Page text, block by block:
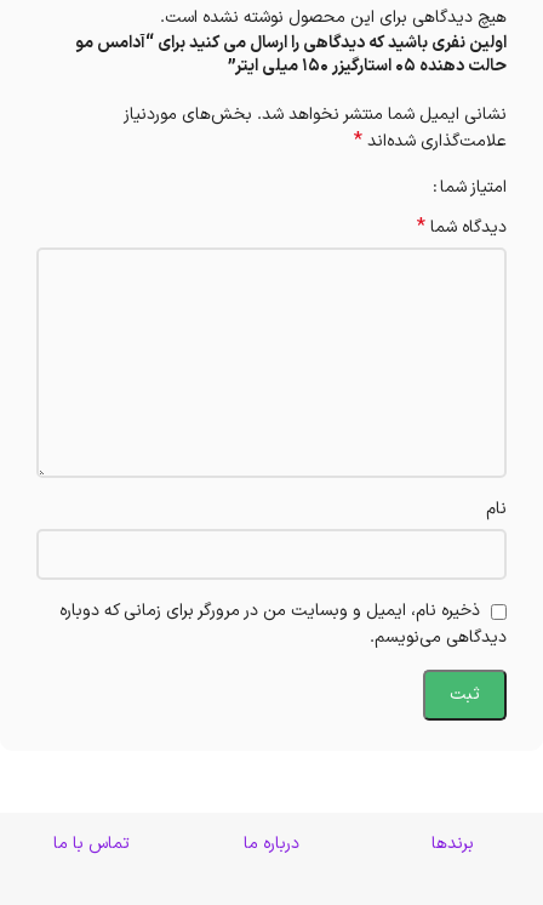
هیچ دیدگاهی برای این محصول نوشته نشده است.
اولین نفری باشید که دیدگاهی را ارسال می کنید برای “آدامس مو
حالت دهنده 05 استارگیزر 150 میلی ایتر”
نشانی ایمیل شما منتشر نخواهد شد. بخش‌های موردنیاز
علامت‌گذاری شده‌اند*
امتیاز شما
دیدگاه شما*
نام
ذخیره نام، ایمیل و وبسایت من در مرورگر برای زمانی که دوباره
دیدگاهی می‌نویسم.
برندها درباره ما تماس با ما